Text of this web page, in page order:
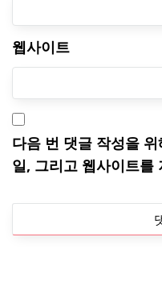
웹사이트
다음 번 댓글 작성을
일, 그리고 웹사이트를